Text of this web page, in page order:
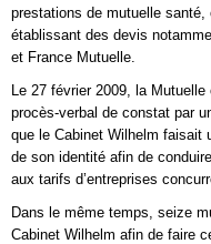
prestations de mutuelle
établissant des devis
et France Mutuelle.
Le 27 février 2009, la
procès-verbal de constat par
que le Cabinet Wilhelm faisait
de son identité afin de
aux tarifs d’entreprises
Dans le même temps, seize
Cabinet Wilhelm afin de faire